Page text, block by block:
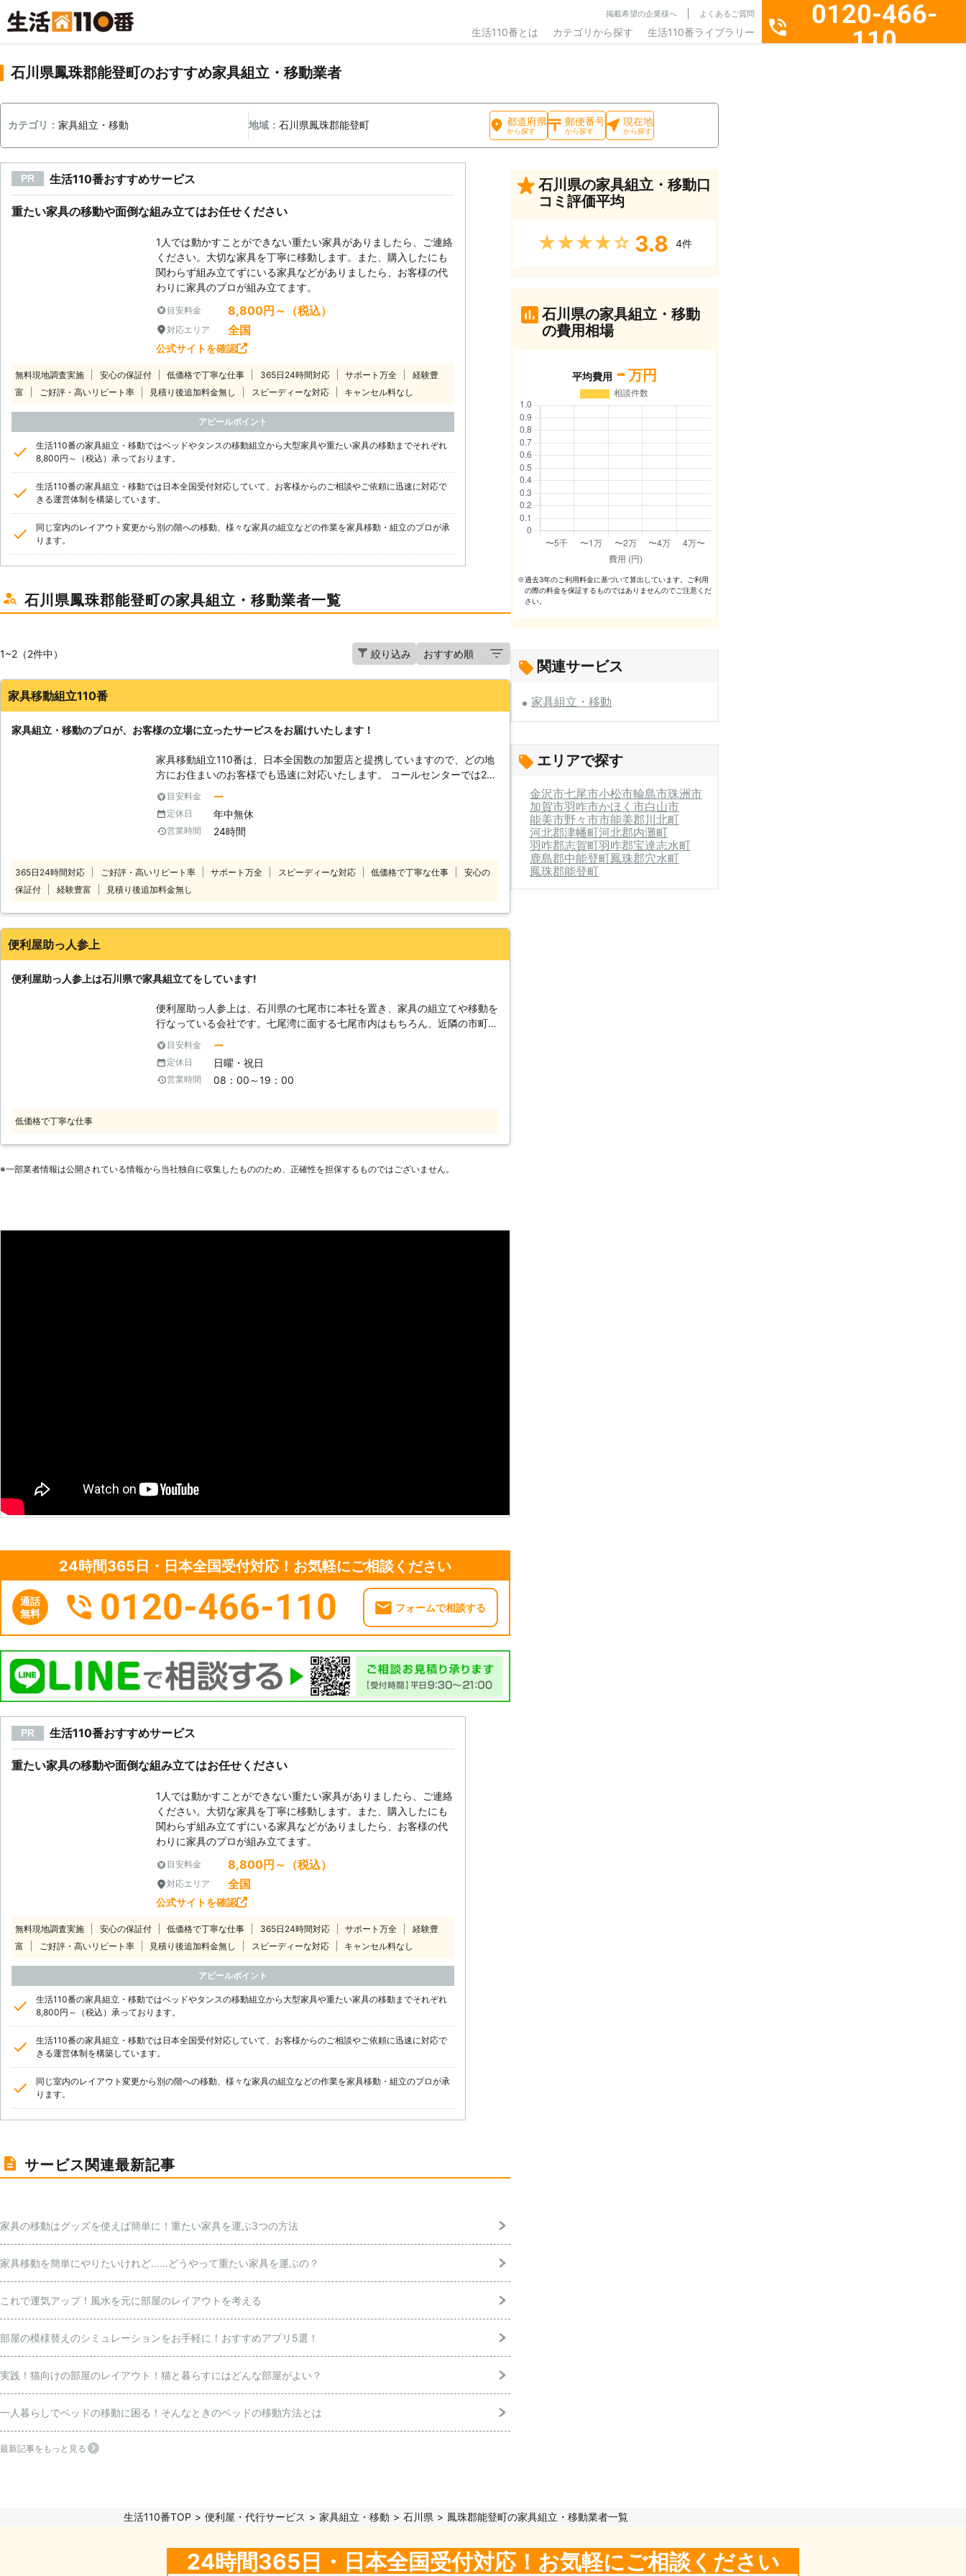
掲載希望の企業様へ よくあるご質問
生活110番とは カテゴリから探す 生活110番ライブラリー
0120-466-
110
石川県鳳珠郡能登町のおすすめ家具組立・移動業者
カテゴリ： 家具組立・移動 地域：石川県鳳珠郡能登町 都道府県
から探す
郵便番号
から探す
現在地
から探す
PR 生活110番おすすめサービス
重たい家具の移動や面倒な組み立てはお任せください
1人では動かすことができない重たい家具がありましたら、ご連絡
ください。大切な家具を丁寧に移動します。また、購入したにも
関わらず組み立てずにいる家具などがありましたら、お客様の代
わりに家具のプロが組み立てます。
目安料金 8,800円～（税込）
対応エリア 全国
公式サイトを確認
無料現地調査実施 安心の保証付 低価格で丁寧な仕事 365日24時間対応 サポート万全
経験豊
富
ご好評・高いリピート率 見積り後追加料金無し スピーディーな対応 キャンセル料なし
アピールポイント
生活110番の家具組立・移動ではベッドやタンスの移動組立から大型家具や重たい家具の移動までそれぞれ
8,800円～（税込）承っております。
生活110番の家具組立・移動では日本全国受付対応していて、お客様からのご相談やご依頼に迅速に対応で
きる運営体制を構築しています。
同じ室内のレイアウト変更から別の階への移動、様々な家具の組立などの作業を家具移動・組立のプロが承
ります。
石川県鳳珠郡能登町の家具組立・移動業者一覧
1~2（2件中） 絞り込み
家具移動組立110番
家具組立・移動のプロが、お客様の立場に立ったサービスをお届けいたします！
家具移動組立110番は、日本全国数の加盟店と提携していますので、どの地
方にお住まいのお客様でも迅速に対応いたします。 コールセンターでは24
時間365日年中無休でお電話を受け付けています。 深夜でも早朝でもお客
様の都合の良い時間帯にいつでもお電話ください。 コールセンターのスタ
ッフがお客様のお悩みをお聞きします。 「お部屋の模様替えをしたいけ
ど、家具が重くて大変なので手伝ってほしい」 「説明書を見ても家具の組
り、お悩みのお客様はぜひ家具移動組立110番をご利用ください。 大きくて
移動が大変だった家具も、組立が難しくてできなかったという家具も、実績
豊富なベテランが迅速に解決します。 家具移動組立110番では、家具の組立
作業や移動作業にお困りのお客様に喜んで対応させていただきます。
目安料金 ー
定休日 年中無休
営業時間 24時間
365日24時間対応 ご好評・高いリピート率 サポート万全 スピーディーな対応 低価格で丁寧な仕事
安心の
保証付
経験豊富 見積り後追加料金無し
便利屋助っ人参上
便利屋助っ人参上は石川県で家具組立てをしています!
便利屋助っ人参上は、石川県の七尾市に本社を置き、家具の組立てや移動を
行なっている会社です。七尾湾に面する七尾市内はもちろん、近隣の市町村
にまで駆けつけます。またその名の通り便利屋なので、生活の中のさまざま
なお困り事を解決することが可能です。 【家具組立てとは】 近年はインタ
ーネットを用いた通信販売がよく使われるようになり、お家にいながら世界
中の家具を購入することができるようになっています。また家具屋のウェブ
てはメリットにもデメリットにも変化し、DIYが好きだという人には楽しめ
家具の組立てを放棄してしまい、せっかく購入した家具を捨てるか放ってお
目安料金 ー
定休日 日曜・祝日
営業時間 08：00～19：00
低価格で丁寧な仕事
※⼀部業者情報は公開されている情報から当社独⾃に収集したもののため、正確性を担保するものではございません。
24時間365日・日本全国受付対応！お気軽にご相談ください
通話
無料
0120-466-110 フォームで相談する
PR 生活110番おすすめサービス
重たい家具の移動や面倒な組み立てはお任せください
1人では動かすことができない重たい家具がありましたら、ご連絡
ください。大切な家具を丁寧に移動します。また、購入したにも
関わらず組み立てずにいる家具などがありましたら、お客様の代
わりに家具のプロが組み立てます。
目安料金 8,800円～（税込）
対応エリア 全国
公式サイトを確認
無料現地調査実施 安心の保証付 低価格で丁寧な仕事 365日24時間対応 サポート万全
経験豊
富
ご好評・高いリピート率 見積り後追加料金無し スピーディーな対応 キャンセル料なし
アピールポイント
生活110番の家具組立・移動ではベッドやタンスの移動組立から大型家具や重たい家具の移動までそれぞれ
8,800円～（税込）承っております。
生活110番の家具組立・移動では日本全国受付対応していて、お客様からのご相談やご依頼に迅速に対応で
きる運営体制を構築しています。
同じ室内のレイアウト変更から別の階への移動、様々な家具の組立などの作業を家具移動・組立のプロが承
ります。
サービス関連最新記事
家具の移動はグッズを使えば簡単に！重たい家具を運ぶ3つの方法
家具移動を簡単にやりたいけれど……どうやって重たい家具を運ぶの？
これで運気アップ！風水を元に部屋のレイアウトを考える
部屋の模様替えのシミュレーションをお手軽に！おすすめアプリ5選！
実践！猫向けの部屋のレイアウト！猫と暮らすにはどんな部屋がよい？
一人暮らしでベッドの移動に困る！そんなときのベッドの移動方法とは
最新記事をもっと見る
石川県の家具組立・移動口
コミ評価平均
★★★★★ 3.8 4件
石川県の家具組立・移動
の費用相場
平均費用 - 万円
※過去3年のご利⽤料⾦に基づいて算出しています。ご利⽤
の際の料⾦を保証するものではありませんのでご注意くだ
さい。
関連サービス
家具組立・移動
エリアで探す
金沢市七尾市小松市輪島市珠洲市
加賀市羽咋市かほく市白山市
能美市野々市市能美郡川北町
河北郡津幡町河北郡内灘町
羽咋郡志賀町羽咋郡宝達志水町
鹿島郡中能登町鳳珠郡穴水町
鳳珠郡能登町
生活110番TOP 便利屋・代行サービス 家具組立・移動 石川県 鳳珠郡能登町の家具組立・移動業者一覧
24時間365日・日本全国受付対応！お気軽にご相談ください